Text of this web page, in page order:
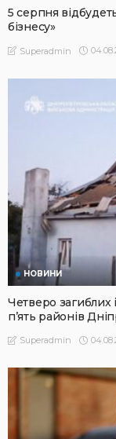
5 серпня
бізнесу»
Superadmin
НОВИНИ
Четверо загиблих
п’ять районів
Superadmin